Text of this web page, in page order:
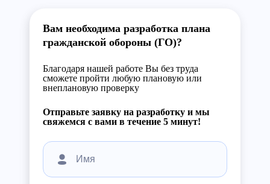
Вам необходима разработка плана
гражданской обороны (ГО)?
Благодаря нашей работе Вы без труда
сможете пройти любую плановую или
внеплановую проверку
Отправьте заявку на разработку и мы
свяжемся с вами в течение 5 минут!